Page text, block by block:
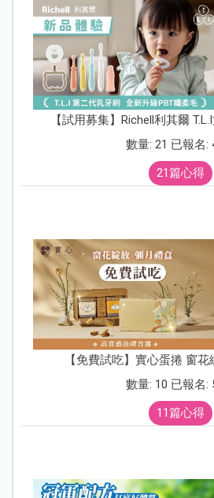
【試用募集】Richell利其爾
數量: 21 已報名:
21篇心得
【免費試吃】實心蛋捲 窗
數量: 10 已報名:
11篇心得